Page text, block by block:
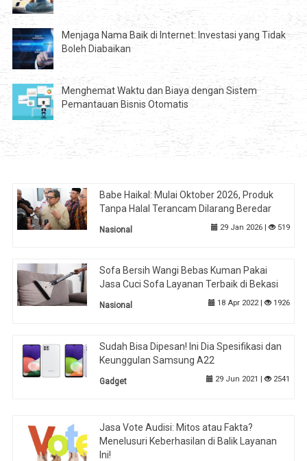
Menjaga Nama Baik di Internet: Investasi yang Tidak
Boleh Diabaikan
Menghemat Waktu dan Biaya dengan Sistem
Pemantauan Bisnis Otomatis
Babe Haikal: Mulai Oktober 2026, Produk
Tanpa Halal Terancam Dilarang Beredar
Nasional 29 Jan 2026 | 519
Sofa Bersih Wangi Bebas Kuman Pakai
Jasa Cuci Sofa Layanan Terbaik di Bekasi
Nasional 18 Apr 2022 | 1926
Sudah Bisa Dipesan! Ini Dia Spesifikasi dan
Keunggulan Samsung A22
Gadget 29 Jun 2021 | 2541
Jasa Vote Audisi: Mitos atau Fakta?
Menelusuri Keberhasilan di Balik Layanan
Ini!